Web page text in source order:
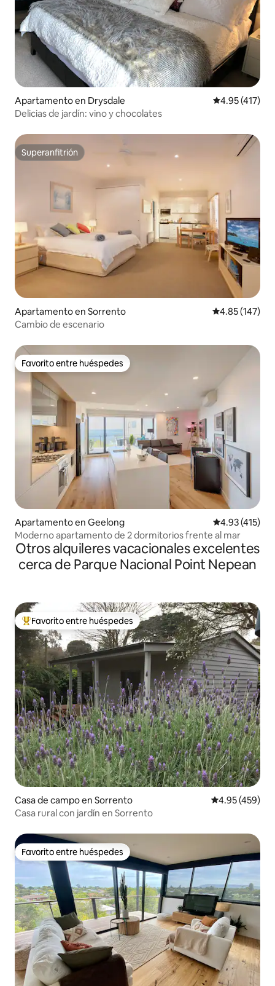
Apartamento en Drysdale Calificación
4.95 (417)
Delicias de jardín: vino y chocolates
Superanfitrión
Superanfitrión
Apartamento en Sorrento Calificación
4.85 (147)
Cambio de escenario
Favorito entre huéspedes
Favorito entre huéspedes
Apartamento en Geelong Calificación
4.93 (415)
Moderno apartamento de 2 dormitorios frente al mar
Otros alquileres vacacionales excelentes
cerca de Parque Nacional Point Nepean
Favorito entre huéspedes preferido
Favorito entre huéspedes
Casa de campo en Sorrento Calificación
4.95 (459)
Casa rural con jardín en Sorrento
Favorito entre huéspedes
Favorito entre huéspedes